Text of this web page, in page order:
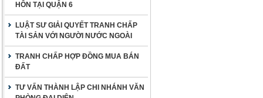
HÔN TẠI QUẬN 6
LUẬT SƯ GIẢI QUYẾT TRANH CHẤP
TÀI SẢN VỚI NGƯỜI NƯỚC NGOÀI
TRANH CHẤP HỢP ĐỒNG MUA BÁN
ĐẤT
TƯ VẤN THÀNH LẬP CHI NHÁNH VĂN